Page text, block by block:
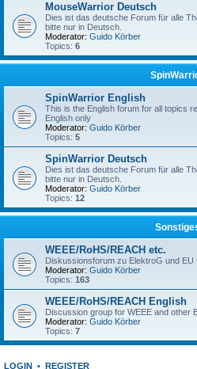
MouseWarrior Deutsch
Dies ist das deutsche Forum für alle
bitte nur in Deutsch.
Moderator: Guido Körber
Topics: 6
SpinWarrior English
This is the English forum for all topics
English only
Moderator: Guido Körber
Topics: 5
SpinWarrior Deutsch
Dies ist das deutsche Forum für alle
bitte nur in Deutsch.
Moderator: Guido Körber
Topics: 12
WEEE/RoHS/REACH etc.
Diskussionsforum zu ElektroG und EU
Moderator: Guido Körber
Topics: 163
WEEE/RoHS/REACH English
Discussion group for WEEE and other
Moderator: Guido Körber
Topics: 7
LOGIN • REGISTER